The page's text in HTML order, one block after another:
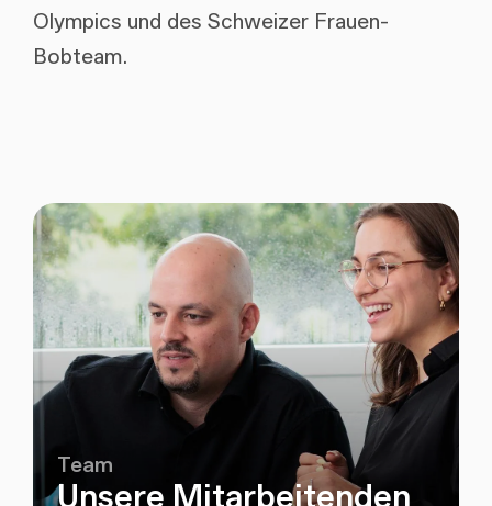
Olympics und des Schweizer Frauen-
Bobteam.
Team
Unsere Mitarbeitenden